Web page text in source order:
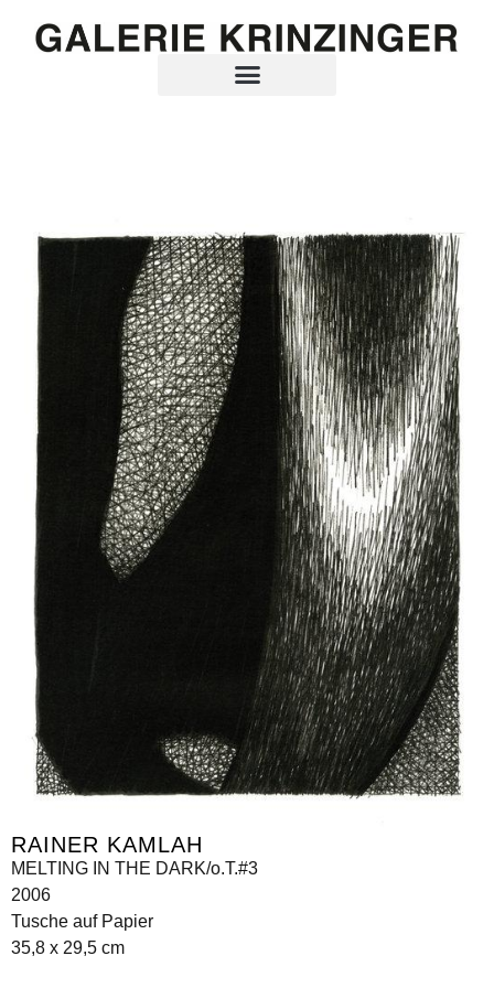
RAINER KAMLAH
MELTING IN THE DARK/o.T.#3
2006
Tusche auf Papier
35,8 x 29,5 cm